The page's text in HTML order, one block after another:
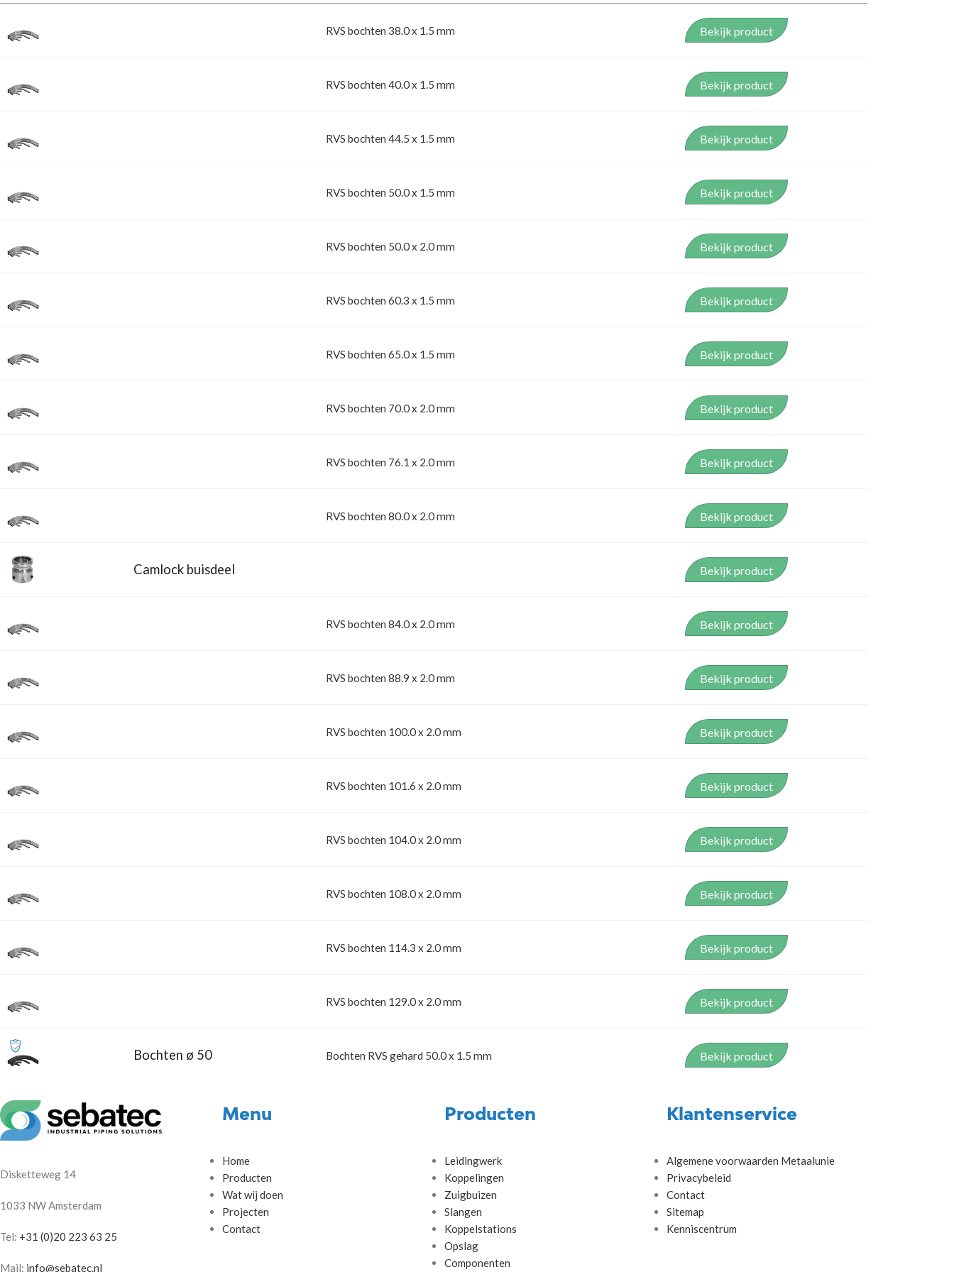
RVS bochten 38.0 x 1.5 mm Bekijk product
RVS bochten 40.0 x 1.5 mm Bekijk product
RVS bochten 44.5 x 1.5 mm Bekijk product
RVS bochten 50.0 x 1.5 mm Bekijk product
RVS bochten 50.0 x 2.0 mm Bekijk product
RVS bochten 60.3 x 1.5 mm Bekijk product
RVS bochten 65.0 x 1.5 mm Bekijk product
RVS bochten 70.0 x 2.0 mm Bekijk product
RVS bochten 76.1 x 2.0 mm Bekijk product
RVS bochten 80.0 x 2.0 mm Bekijk product
Camlock buisdeel Bekijk product
RVS bochten 84.0 x 2.0 mm Bekijk product
RVS bochten 88.9 x 2.0 mm Bekijk product
RVS bochten 100.0 x 2.0 mm Bekijk product
RVS bochten 101.6 x 2.0 mm Bekijk product
RVS bochten 104.0 x 2.0 mm Bekijk product
RVS bochten 108.0 x 2.0 mm Bekijk product
RVS bochten 114.3 x 2.0 mm Bekijk product
RVS bochten 129.0 x 2.0 mm Bekijk product
Bochten ø 50 Bochten RVS gehard 50.0 x 1.5 mm Bekijk product
Disketteweg 14
1033 NW Amsterdam
Tel: +31 (0)20 223 63 25
Mail: info@sebatec.nl
Menu
Home
Producten
Wat wij doen
Projecten
Contact
Producten
Leidingwerk
Koppelingen
Zuigbuizen
Slangen
Koppelstations
Opslag
Componenten
Klantenservice
Algemene voorwaarden Metaalunie
Privacybeleid
Contact
Sitemap
Kenniscentrum